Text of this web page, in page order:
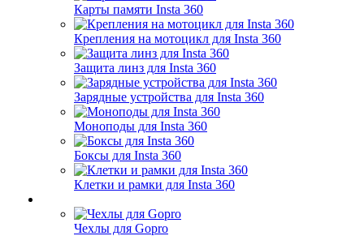
Карты памяти Insta 360
Крепления на мотоцикл для Insta 360
Защита линз для Insta 360
Зарядные устройства для Insta 360
Моноподы для Insta 360
Боксы для Insta 360
Клетки и рамки для Insta 360
Чехлы для Gopro